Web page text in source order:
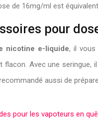
de 16mg/ml est
pour
nicotine e-liquide, il vous
flacon. Avec une
aussi de
pour les vapoteurs en